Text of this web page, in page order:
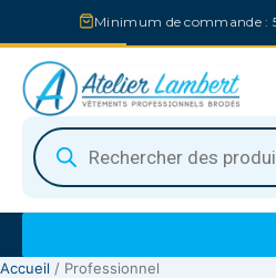
au
contenu
Minimum de commande :
Recherche
de
produits
Accueil / Professionnel